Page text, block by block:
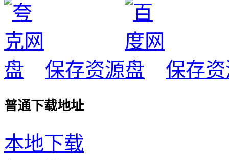
保存资源 保存
普通下载地址
本地下载